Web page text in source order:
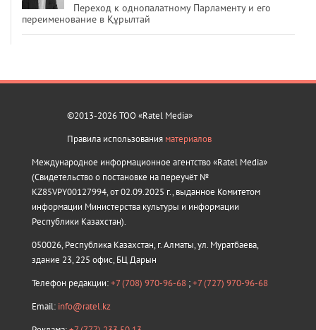
Переход к однопалатному Парламенту и его
переименование в Құрылтай
©2013-2026 ТОО «Ratel Media»
Правила использования материалов
Международное информационное агентство «Ratel Media»
(Свидетельство о постановке на переучёт №
KZ85VPY00127994, от 02.09.2025 г., выданное Комитетом
информации Министерства культуры и информации
Республики Казахстан).
050026, Республика Казахстан, г. Алматы, ул. Муратбаева,
здание 23, 225 офис, БЦ Дарын
Телефон редакции:+7 (708) 970-96-68 ;+7 (727) 970-96-68
Email: info@ratel.kz